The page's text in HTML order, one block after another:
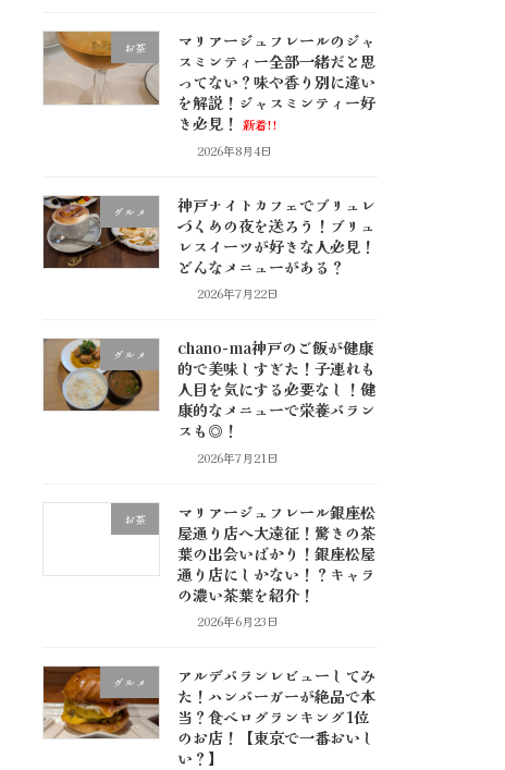
お茶
マリアージュフレールのジャ
スミンティー全部一緒だと思
ってない？味や香り別に違い
を解説！ジャスミンティー好
き必見！ 新着!!
2026年8月4日
グルメ
神戸ナイトカフェでブリュレ
づくめの夜を送ろう！ブリュ
レスイーツが好きな人必見！
どんなメニューがある？
2026年7月22日
グルメ
chano-ma神戸のご飯が健康
的で美味しすぎた！子連れも
人目を気にする必要なし！健
康的なメニューで栄養バラン
スも◎！
2026年7月21日
お茶
マリアージュフレール銀座松
屋通り店へ大遠征！驚きの茶
葉の出会いばかり！銀座松屋
通り店にしかない！？キャラ
の濃い茶葉を紹介！
2026年6月23日
グルメ
アルデバランレビューしてみ
た！ハンバーガーが絶品で本
当？食べログランキング1位
のお店！【東京で一番おいし
い？】